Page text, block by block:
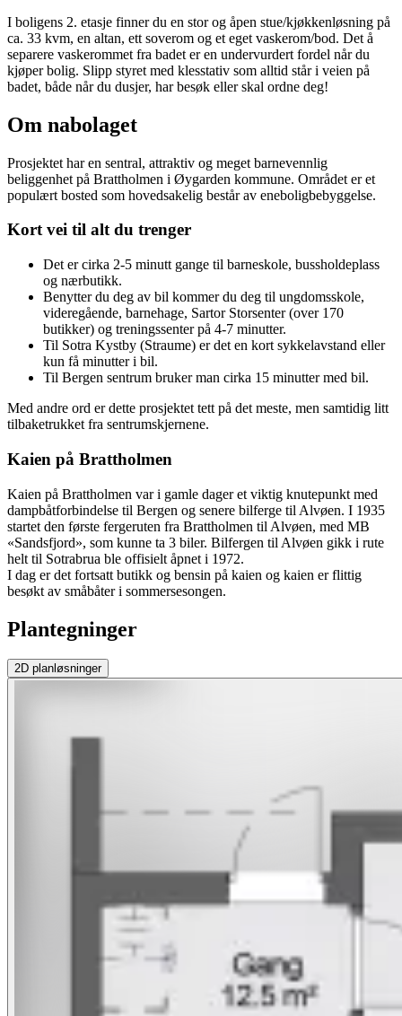
I boligens 2. etasje finner du en stor og åpen stue/kjøkkenløsning på
ca. 33 kvm, en altan, ett soverom og et eget vaskerom/bod. Det å
separere vaskerommet fra badet er en undervurdert fordel når du
kjøper bolig. Slipp styret med klesstativ som alltid står i veien på
badet, både når du dusjer, har besøk eller skal ordne deg!
Om nabolaget
Prosjektet har en sentral, attraktiv og meget barnevennlig
beliggenhet på Brattholmen i Øygarden kommune. Området er et
populært bosted som hovedsakelig består av eneboligbebyggelse.
Kort vei til alt du trenger
Det er cirka 2-5 minutt gange til barneskole, bussholdeplass
og nærbutikk.
Benytter du deg av bil kommer du deg til ungdomsskole,
videregående, barnehage, Sartor Storsenter (over 170
butikker) og treningssenter på 4-7 minutter.
Til Sotra Kystby (Straume) er det en kort sykkelavstand eller
kun få minutter i bil.
Til Bergen sentrum bruker man cirka 15 minutter med bil.
Med andre ord er dette prosjektet tett på det meste, men samtidig litt
tilbaketrukket fra sentrumskjernene.
Kaien på Brattholmen
Kaien på Brattholmen var i gamle dager et viktig knutepunkt med
dampbåtforbindelse til Bergen og senere bilferge til Alvøen. I 1935
startet den første fergeruten fra Brattholmen til Alvøen, med MB
«Sandsfjord», som kunne ta 3 biler. Bilfergen til Alvøen gikk i rute
helt til Sotrabrua ble offisielt åpnet i 1972.
I dag er det fortsatt butikk og bensin på kaien og kaien er flittig
besøkt av småbåter i sommersesongen.
Plantegninger
2D planløsninger